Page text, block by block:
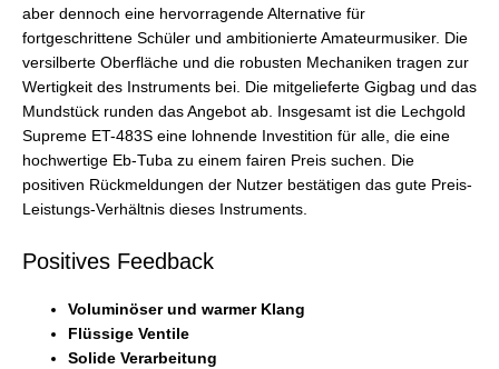
aber dennoch eine hervorragende Alternative für
fortgeschrittene Schüler und ambitionierte Amateurmusiker. Die
versilberte Oberfläche und die robusten Mechaniken tragen zur
Wertigkeit des Instruments bei. Die mitgelieferte Gigbag und das
Mundstück runden das Angebot ab. Insgesamt ist die Lechgold
Supreme ET-483S eine lohnende Investition für alle, die eine
hochwertige Eb-Tuba zu einem fairen Preis suchen. Die
positiven Rückmeldungen der Nutzer bestätigen das gute Preis-
Leistungs-Verhältnis dieses Instruments.
Positives Feedback
Voluminöser und warmer Klang
Flüssige Ventile
Solide Verarbeitung